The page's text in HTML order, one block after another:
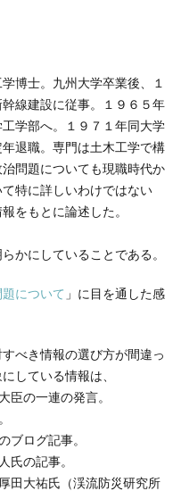
博士。九州大学卒業後、１
線建設に従事。１９６５年
学部へ。１９７１年同大学
退職。専門は土木工学で構
問題についても現職時代か
特に詳しいわけではない
をもとに論述した。
かにしていることである。
について 」に目を通した感
べき情報の選び方が間違っ
している情報は、
臣の一連の発言。
ブログ記事。
氏の記事。
田大祐氏（渓流防災研究所